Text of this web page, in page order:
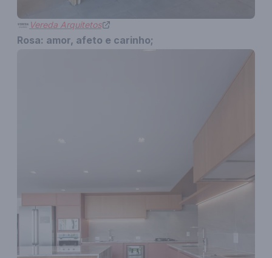
Vereda Arquitetos
Rosa: amor, afeto e carinho;